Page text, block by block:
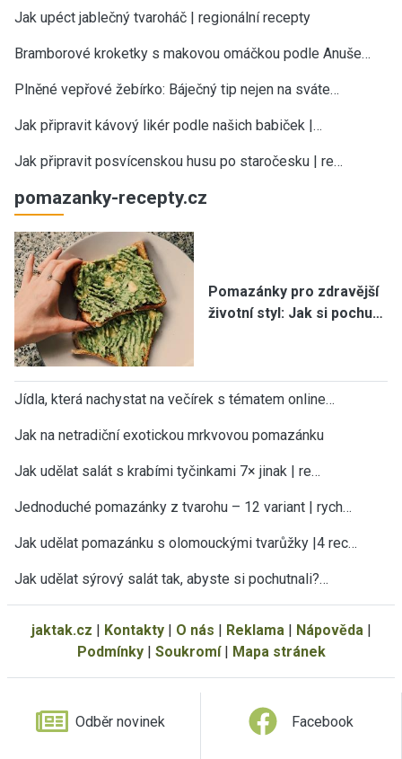
Jak upéct jablečný tvaroháč | regionální recepty
Bramborové kroketky s makovou omáčkou podle Anuše…
Plněné vepřové žebírko: Báječný tip nejen na sváte…
Jak připravit kávový likér podle našich babiček |…
Jak připravit posvícenskou husu po staročesku | re…
pomazanky-recepty.cz
Pomazánky pro zdravější
životní styl: Jak si pochu…
Jídla, která nachystat na večírek s tématem online…
Jak na netradiční exotickou mrkvovou pomazánku
Jak udělat salát s krabími tyčinkami 7× jinak | re…
Jednoduché pomazánky z tvarohu – 12 variant | rych…
Jak udělat pomazánku s olomouckými tvarůžky |4 rec…
Jak udělat sýrový salát tak, abyste si pochutnali?…
jaktak.cz | Kontakty| O nás | Reklama| Nápověda|
Podmínky| Soukromí| Mapa stránek
Odběr novinek Facebook